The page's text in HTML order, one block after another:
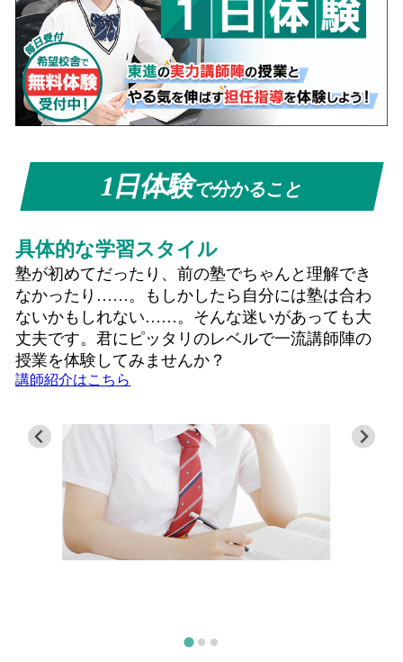
1日体験で分かること
具体的な学習スタイル
塾が初めてだったり、前の塾でちゃんと理解でき
なかったり……。もしかしたら自分には塾は合わ
ないかもしれない……。そんな迷いがあっても大
丈夫です。君にピッタリのレベルで一流講師陣の
授業を体験してみませんか？
講師紹介はこちら